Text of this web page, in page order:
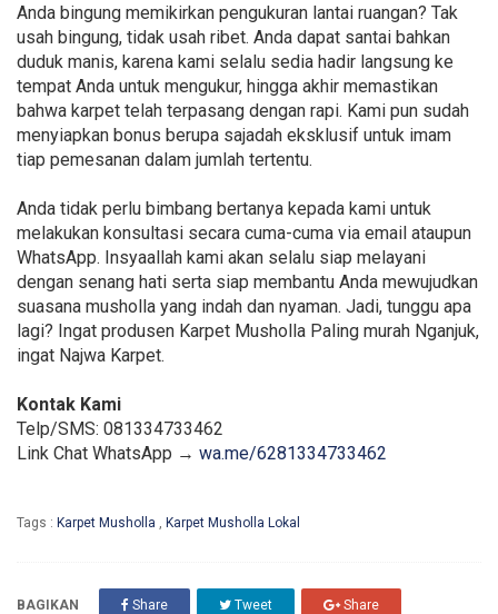
Anda bingung memikirkan pengukuran lantai ruangan? Tak
usah bingung, tidak usah ribet. Anda dapat santai bahkan
duduk manis, karena kami selalu sedia hadir langsung ke
tempat Anda untuk mengukur, hingga akhir memastikan
bahwa karpet telah terpasang dengan rapi. Kami pun sudah
menyiapkan bonus berupa sajadah eksklusif untuk imam
tiap pemesanan dalam jumlah tertentu.
Anda tidak perlu bimbang bertanya kepada kami untuk
melakukan konsultasi secara cuma-cuma via email ataupun
WhatsApp. Insyaallah kami akan selalu siap melayani
dengan senang hati serta siap membantu Anda mewujudkan
suasana musholla yang indah dan nyaman. Jadi, tunggu apa
lagi? Ingat produsen Karpet Musholla Paling murah Nganjuk,
ingat Najwa Karpet.
Kontak Kami
Telp/SMS: 081334733462
Link Chat WhatsApp → wa.me/6281334733462
Tags : Karpet Musholla Karpet Musholla Lokal
BAGIKAN Share Tweet Share